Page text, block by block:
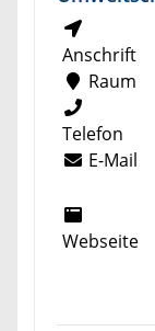
Anschrift
Raum
Telefon
E-Mail
Webseite